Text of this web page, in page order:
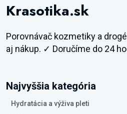
Krasotika.sk
Porovnávač kozmetiky a
aj nákup. ✓ Doručíme do 24
Najvyššia kategória
Hydratácia a výživa pleti